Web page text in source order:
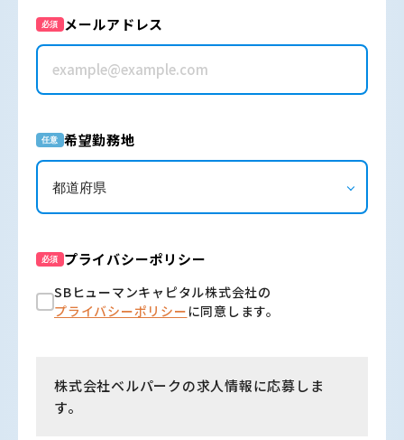
必須 メールアドレス
任意 希望勤務地
必須 プライバシーポリシー
SBヒューマンキャピタル株式会社の
プライバシーポリシーに同意します。
株式会社ベルパークの求人情報に応募しま
す。